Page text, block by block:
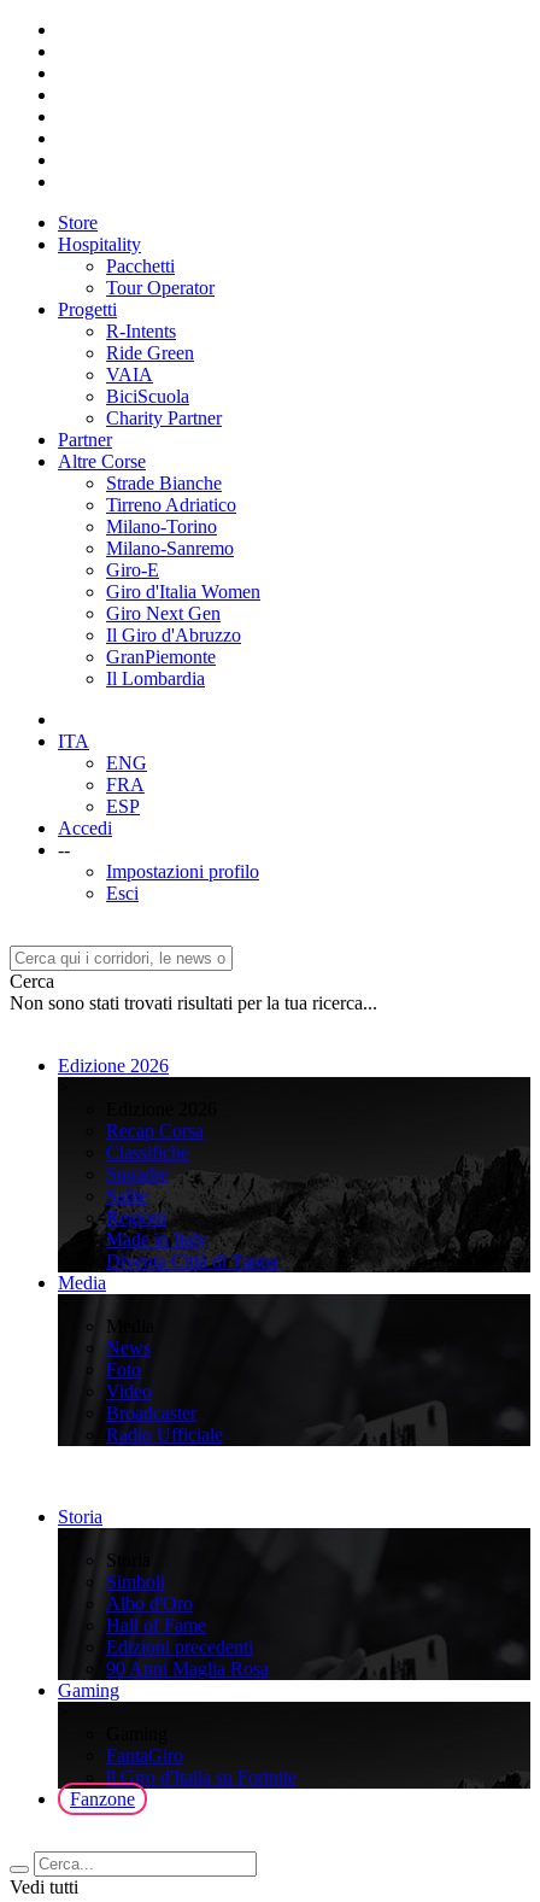
Store
Hospitality
Pacchetti
Tour Operator
Progetti
R-Intents
Ride Green
VAIA
BiciScuola
Charity Partner
Partner
Altre Corse
Strade Bianche
Tirreno Adriatico
Milano-Torino
Milano-Sanremo
Giro-E
Giro d'Italia Women
Giro Next Gen
Il Giro d'Abruzzo
GranPiemonte
Il Lombardia
ITA
ENG
FRA
ESP
Accedi
--
Impostazioni profilo
Esci
Cerca
Non sono stati trovati risultati per la tua ricerca...
Edizione 2026
Recap Corsa
Classifiche
Squadre
Salite
Regioni
Made in Italy
Diventa Città di Tappa
Media
Media
News
Foto
Video
Broadcaster
Radio Ufficiale
Storia
Storia
Simboli
Albo d'Oro
Hall of Fame
Edizioni precedenti
90 Anni Maglia Rosa
Gaming
FantaGiro
ll Giro d'Italia su Fortnite
Fanzone
Vedi tutti